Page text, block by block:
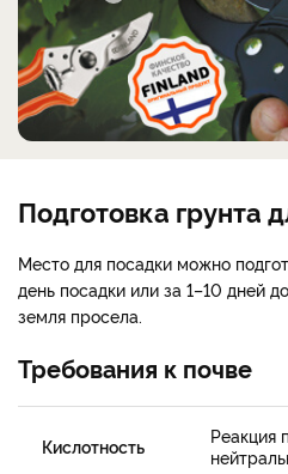
Подготовка грунта
Место для посадки можно
день посадки или за 1–10 дней
земля просела.
Требования к почве
Кислотность
Реакция